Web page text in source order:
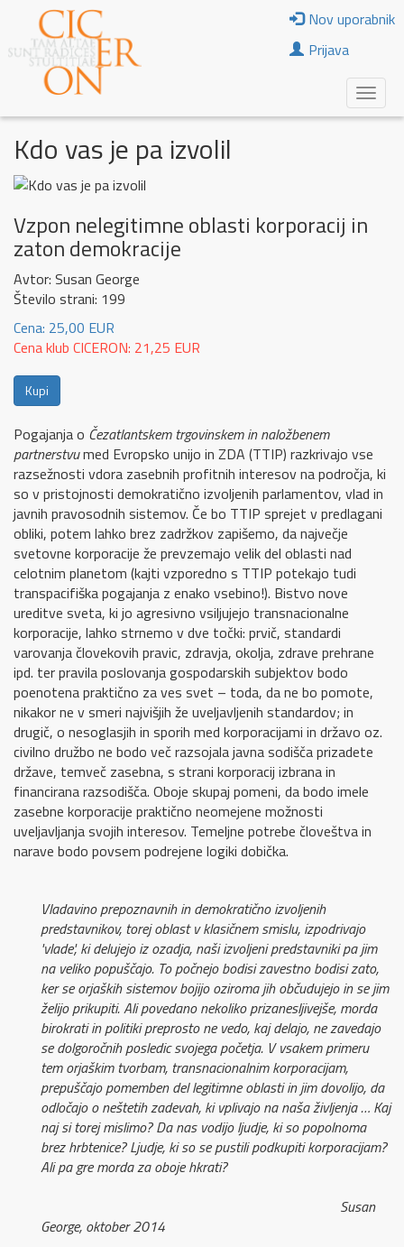
Nov uporabnik
Prijava
Kdo vas je pa izvolil
Vzpon nelegitimne oblasti korporacij in
zaton demokracije
Avtor: Susan George
Število strani: 199
Cena: 25,00 EUR
Cena klub CICERON: 21,25 EUR
Kupi
Pogajanja o Čezatlantskem trgovinskem in naložbenem
partnerstvumed Evropsko unijo in ZDA (TTIP) razkrivajo vse
razsežnosti vdora zasebnih profitnih interesov na področja, ki
so v pristojnosti demokratično izvoljenih parlamentov, vlad in
javnih pravosodnih sistemov. Če bo TTIP sprejet v predlagani
obliki, potem lahko brez zadržkov zapišemo, da največje
svetovne korporacije že prevzemajo velik del oblasti nad
celotnim planetom (kajti vzporedno s TTIP potekajo tudi
transpacifiška pogajanja z enako vsebino!). Bistvo nove
ureditve sveta, ki jo agresivno vsiljujejo transnacionalne
korporacije, lahko strnemo v dve točki: prvič, standardi
varovanja človekovih pravic, zdravja, okolja, zdrave prehrane
ipd. ter pravila poslovanja gospodarskih subjektov bodo
poenotena praktično za ves svet – toda, da ne bo pomote,
nikakor ne v smeri najvišjih že uveljavljenih standardov; in
drugič, o nesoglasjih in sporih med korporacijami in državo oz.
civilno družbo ne bodo več razsojala javna sodišča prizadete
države, temveč zasebna, s strani korporacij izbrana in
financirana razsodišča. Oboje skupaj pomeni, da bodo imele
zasebne korporacije praktično neomejene možnosti
uveljavljanja svojih interesov. Temeljne potrebe človeštva in
narave bodo povsem podrejene logiki dobička.
Vladavino prepoznavnih in demokratično izvoljenih
predstavnikov, torej oblast v klasičnem smislu, izpodrivajo
'vlade', ki delujejo iz ozadja, naši izvoljeni predstavniki pa jim
na veliko popuščajo. To počnejo bodisi zavestno bodisi zato,
ker se orjaških sistemov bojijo oziroma jih občudujejo in se jim
želijo prikupiti. Ali povedano nekoliko prizanesljivejše, morda
birokrati in politiki preprosto ne vedo, kaj delajo, ne zavedajo
se dolgoročnih posledic svojega početja. V vsakem primeru
tem orjaškim tvorbam, transnacionalnim korporacijam,
prepuščajo pomemben del legitimne oblasti in jim dovolijo, da
odločajo o neštetih zadevah, ki vplivajo na naša življenja … Kaj
naj si torej mislimo? Da nas vodijo ljudje, ki so popolnoma
brez hrbtenice? Ljudje, ki so se pustili podkupiti korporacijam?
Ali pa gre morda za oboje hkrati?
Susan
George, oktober 2014